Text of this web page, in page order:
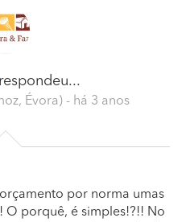
respondeu...
Évora) - há 3 anos
por norma umas
O porquê, é simples!?!! No